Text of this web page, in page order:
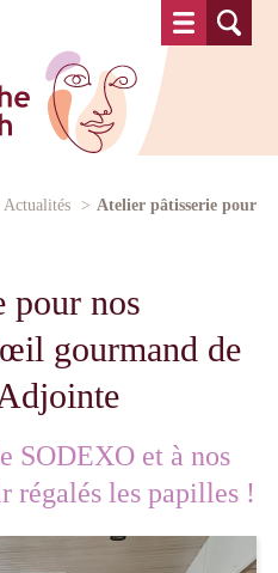
Clinique Sainte Marthe Saint
Actualités
Atelier pâtisserie pour
pour nos
gourmand de
SODEXO et à nos
régalés les papilles !